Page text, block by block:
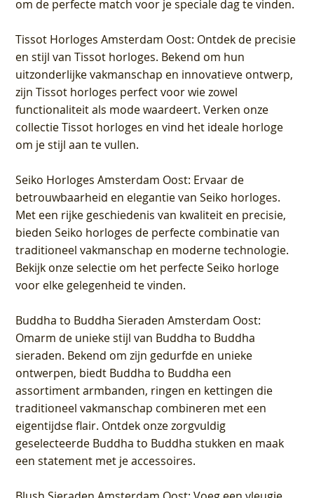
om de perfecte match voor je speciale dag te vinden.
Tissot Horloges Amsterdam Oost: Ontdek de precisie
en stijl van Tissot horloges. Bekend om hun
uitzonderlijke vakmanschap en innovatieve ontwerp,
zijn Tissot horloges perfect voor wie zowel
functionaliteit als mode waardeert. Verken onze
collectie Tissot horloges en vind het ideale horloge
om je stijl aan te vullen.
Seiko Horloges Amsterdam Oost: Ervaar de
betrouwbaarheid en elegantie van Seiko horloges.
Met een rijke geschiedenis van kwaliteit en precisie,
bieden Seiko horloges de perfecte combinatie van
traditioneel vakmanschap en moderne technologie.
Bekijk onze selectie om het perfecte Seiko horloge
voor elke gelegenheid te vinden.
Buddha to Buddha Sieraden Amsterdam Oost:
Omarm de unieke stijl van Buddha to Buddha
sieraden. Bekend om zijn gedurfde en unieke
ontwerpen, biedt Buddha to Buddha een
assortiment armbanden, ringen en kettingen die
traditioneel vakmanschap combineren met een
eigentijdse flair. Ontdek onze zorgvuldig
geselecteerde Buddha to Buddha stukken en maak
een statement met je accessoires.